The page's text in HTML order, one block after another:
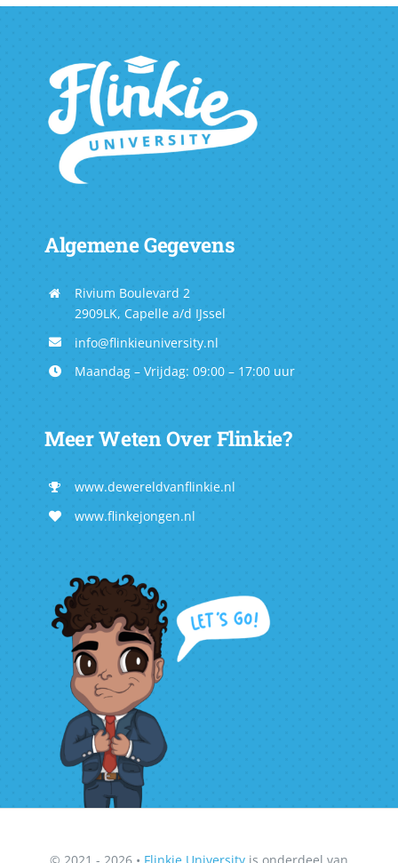
Algemene Gegevens
Rivium Boulevard 2
2909LK, Capelle a/d IJssel
info@flinkieuniversity.nl
Maandag – Vrijdag: 09:00 – 17:00 uur
Meer Weten Over Flinkie?
www.dewereldvanflinkie.nl
www.flinkejongen.nl